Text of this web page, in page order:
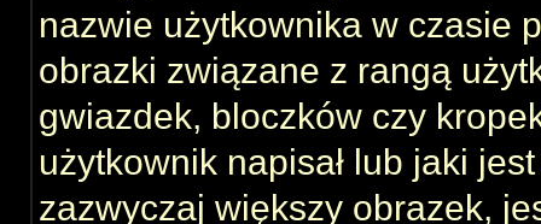
nazwie użytkownika w czasie
obrazki związane z rangą
gwiazdek, bloczków czy
użytkownik napisał lub jaki
zazwyczaj większy obrazek,